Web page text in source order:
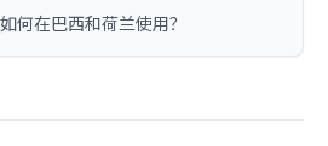
何在巴西和荷兰使用？